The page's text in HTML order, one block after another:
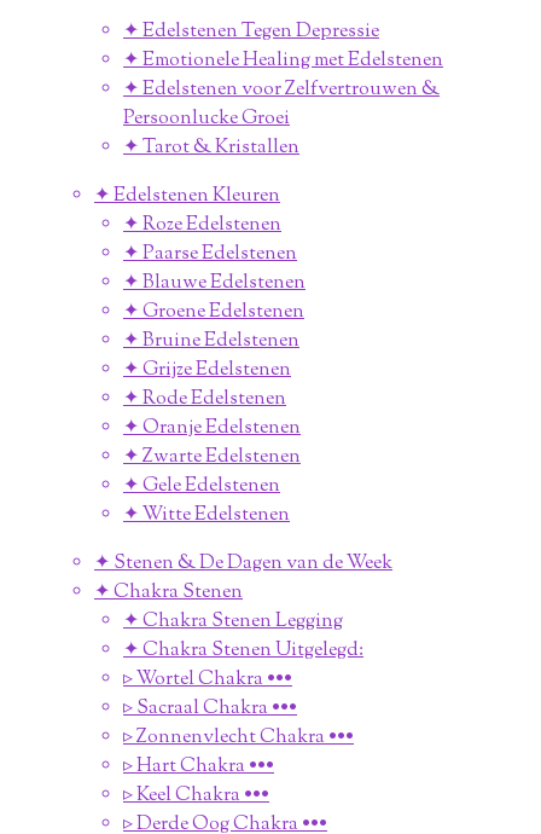
✦ Edelstenen Tegen Depressie
✦ Emotionele Healing met Edelstenen
✦ Edelstenen voor Zelfvertrouwen &
Persoonlucke Groei
✦ Tarot & Kristallen
✦ Edelstenen Kleuren
✦ Roze Edelstenen
✦ Paarse Edelstenen
✦ Blauwe Edelstenen
✦ Groene Edelstenen
✦ Bruine Edelstenen
✦ Grijze Edelstenen
✦ Rode Edelstenen
✦ Oranje Edelstenen
✦ Zwarte Edelstenen
✦ Gele Edelstenen
✦ Witte Edelstenen
✦ Stenen & De Dagen van de Week
✦ Chakra Stenen
✦ Chakra Stenen Legging
✦ Chakra Stenen Uitgelegd:
▹ Wortel Chakra •••
▹ Sacraal Chakra •••
▹ Zonnenvlecht Chakra •••
▹ Hart Chakra •••
▹ Keel Chakra •••
▹ Derde Oog Chakra •••